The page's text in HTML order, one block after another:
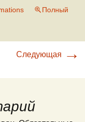
Полный
Следующая →